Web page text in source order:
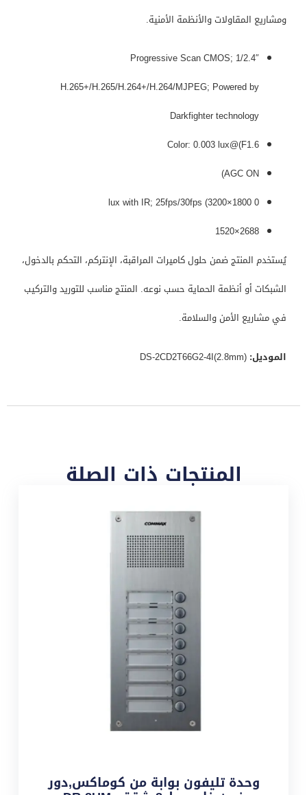
ومشاريع المقاولات والأنظمة الأمنية.
1/2.4″ Progressive Scan CMOS;
H.265+/H.265/H.264+/H.264/MJPEG; Powered by
Darkfighter technology
Color: 0.003 lux@(F1.6
AGC ON)
0 lux with IR; 25fps/30fps (3200×1800
2688×1520
يُستخدم المنتج ضمن حلول كاميرات المراقبة، الإنتركم، التحكم بالدخول،
الشبكات أو أنظمة الحماية حسب نوعه. المنتج مناسب للتوريد والتركيب
في مشاريع الأمن والسلامة.
الموديل:
المنتجات ذات الصلة
وحدة تليفون بوابة من كوماكس,دور